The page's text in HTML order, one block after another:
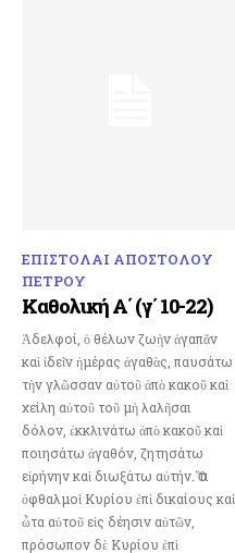
ΕΠΙΣΤΟΛΑΙ ΑΠΟΣΤΟΛΟΥ
ΠΕΤΡΟΥ
Καθολική Α΄ (γ΄ 10-22)
Ἀδελφοί, ὁ θέλων ζωὴν ἀγαπᾶν
καὶ ἰδεῖν ἡμέρας ἀγαθὰς, παυσάτω
τὴν γλῶσσαν αὐτοῦ ἀπὸ κακοῦ καὶ
χείλη αὐτοῦ τοῦ μὴ λαλῆσαι
δόλον, ἐκκλινάτω ἀπὸ κακοῦ καὶ
ποιησάτω ἀγαθόν, ζητησάτω
εἰρήνην καὶ διωξάτω αὐτήν. Ὅτι
ὀφθαλμοὶ Κυρίου ἐπὶ δικαίους καὶ
ὦτα αὐτοῦ εἰς δέησιν αὐτῶν,
πρόσωπον δὲ Κυρίου ἐπὶ